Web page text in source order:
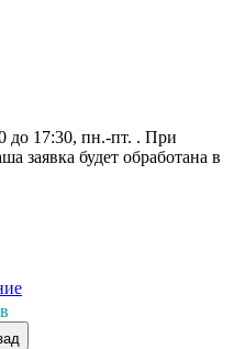
до 17:30, пн.-пт. . При
заявка будет обработана в